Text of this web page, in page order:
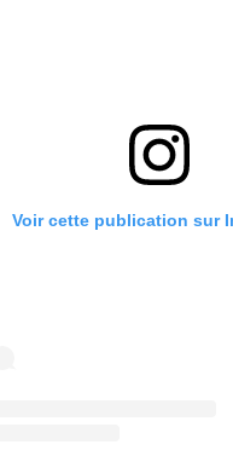
Voir cette publication sur